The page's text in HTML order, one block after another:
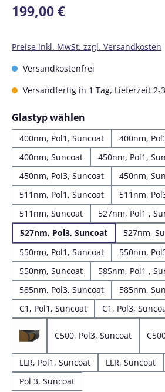
Regulärer Preis:
199,00 €
Preise inkl. MwSt. zzgl. Versandkosten
Versandkostenfrei
Versandfertig in 1 Tag, Lieferzeit 2-
Glastyp wählen
400nm, Pol1, Suncoat
400nm,
400nm, Suncoat
450nm, Pol1,
450nm, Pol3, Suncoat
450nm,
511nm, Pol1, Suncoat
511nm,
511nm, Suncoat
527nm, Pol1 ,
527nm, Pol3, Suncoat
527nm,
550nm, Pol1, Suncoat
550nm,
550nm, Suncoat
585nm, Pol1 ,
585nm, Pol3, Suncoat
585nm,
C1, Pol1, Suncoat
C1, Pol3,
C500, Pol1, Suncoat
C500, Pol3, Suncoat
LLR, Pol1, Suncoat LLR, Suncoat
Pol 3, Suncoat